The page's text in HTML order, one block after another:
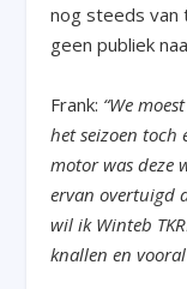
nog steeds
geen publiek
Frank: “We
het seizoen toch
motor was deze
ervan overtuigd
wil ik Winteb
knallen en